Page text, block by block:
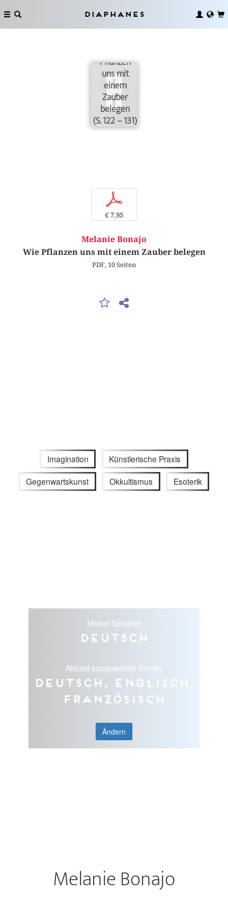
Diaphanes
Pflanzen
uns mit
einem
Zauber
belegen
(S. 122 – 131)
p
€ 7,95
Melanie Bonajo
Wie Pflanzen uns mit einem Zauber belegen
PDF, 10 Seiten
Imagination Künstlerische Praxis
Gegenwartskunst Okkultismus Esoterik
Meine Sprache
Deutsch
Aktuell ausgewählte Inhalte
Deutsch, Englisch,
Französisch
Ändern
Melanie Bonajo